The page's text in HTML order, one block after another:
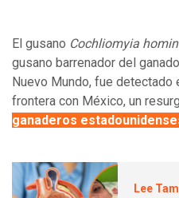
El gusano Cochliomyia
gusano barrenador del
Nuevo Mundo, fue
frontera con México, un
ganaderos
Lee